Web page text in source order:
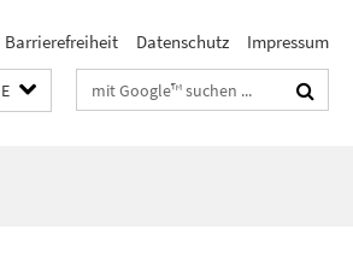
Barrierefreiheit Datenschutz Impressum
Suchbegriffe